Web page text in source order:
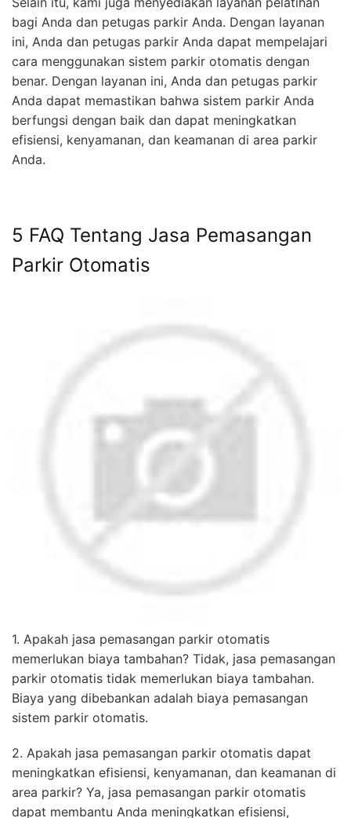
bagi Anda dan petugas parkir Anda. Dengan layanan
ini, Anda dan petugas parkir Anda dapat mempelajari
cara menggunakan sistem parkir otomatis dengan
benar. Dengan layanan ini, Anda dan petugas parkir
Anda dapat memastikan bahwa sistem parkir Anda
berfungsi dengan baik dan dapat meningkatkan
efisiensi, kenyamanan, dan keamanan di area parkir
Anda.
5 FAQ Tentang Jasa Pemasangan
Parkir Otomatis
1. Apakah jasa pemasangan parkir otomatis
memerlukan biaya tambahan? Tidak, jasa pemasangan
parkir otomatis tidak memerlukan biaya tambahan.
Biaya yang dibebankan adalah biaya pemasangan
sistem parkir otomatis.
2. Apakah jasa pemasangan parkir otomatis dapat
meningkatkan efisiensi, kenyamanan, dan keamanan di
area parkir? Ya, jasa pemasangan parkir otomatis
dapat membantu Anda meningkatkan efisiensi,